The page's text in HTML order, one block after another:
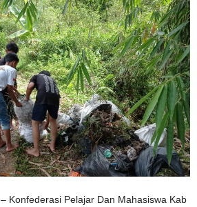
– Konfederasi Pelajar Dan Mahasiswa Kab